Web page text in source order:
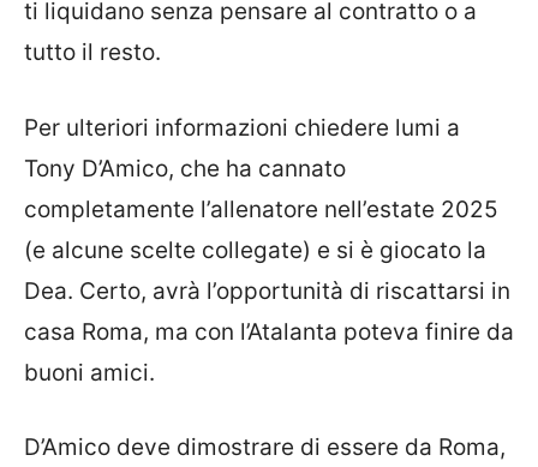
ti liquidano senza pensare al contratto o a
tutto il resto.
Per ulteriori informazioni chiedere lumi a
Tony D’Amico, che ha cannato
completamente l’allenatore nell’estate 2025
(e alcune scelte collegate) e si è giocato la
Dea. Certo, avrà l’opportunità di riscattarsi in
casa Roma, ma con l’Atalanta poteva finire da
buoni amici.
D’Amico deve dimostrare di essere da Roma,